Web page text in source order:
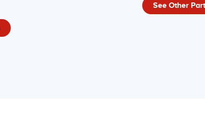
See Other